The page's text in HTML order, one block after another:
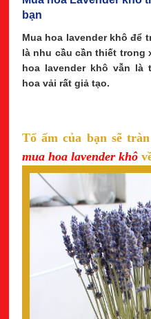
bạn
Mua hoa lavender khô để
là nhu cầu cần thiết trong
hoa lavender khô vẫn là
hoa vải rất giả tạo.
Tổ ấm của bạn sẽ
mua hoa lavender khô